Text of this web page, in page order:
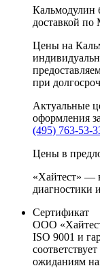
Кальмодулин
доставкой
Цены на
при
Актуальные
оформления
(495) 763-53-
Цены в
«Хайтест» —
диагностики
Сертификат
ООО
ISO 9001 и
ожиданиям